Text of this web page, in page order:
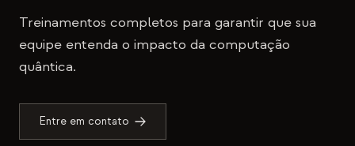
Crianças e pais
Organizações
Qubits reais
Treinamentos completos para garantir que sua
equipe entenda o impacto da computação
quântica.
Entre em contato